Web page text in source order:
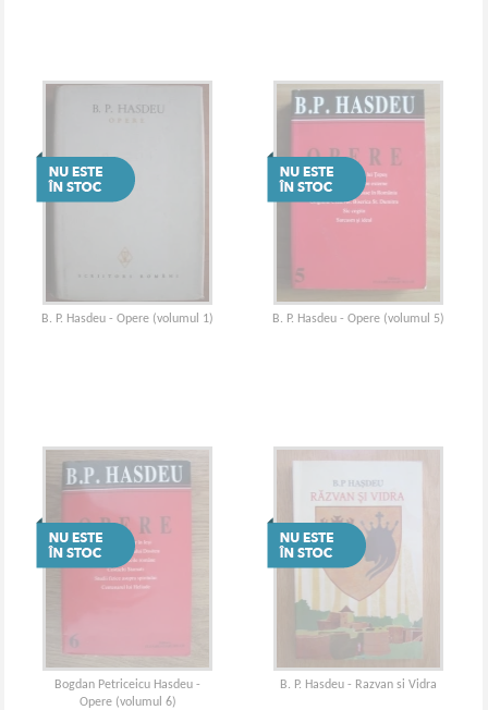
B. P. Hasdeu - Opere (volumul 1) B. P. Hasdeu - Opere (volumul 5)
Bogdan Petriceicu Hasdeu -
Opere (volumul 6)
B. P. Hasdeu - Razvan si Vidra